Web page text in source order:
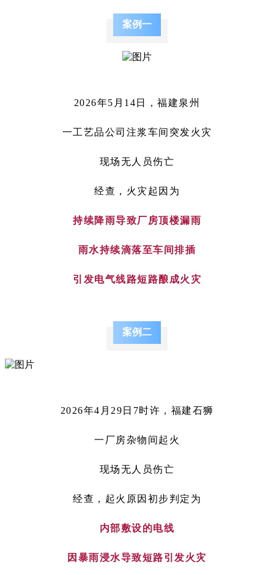
案例一
2026年5月14日，福建泉州
一工艺品公司注浆车间突发火灾
现场无人员伤亡
经查，火灾起因为
持续降雨导致厂房顶楼漏雨
雨水持续滴落至车间排插
引发电气线路短路酿成火灾
案例二
2026年4月29日7时许，福建石狮
一厂房杂物间起火
现场无人员伤亡
经查，起火原因初步判定为
内部敷设的电线
因暴雨浸水导致短路引发火灾